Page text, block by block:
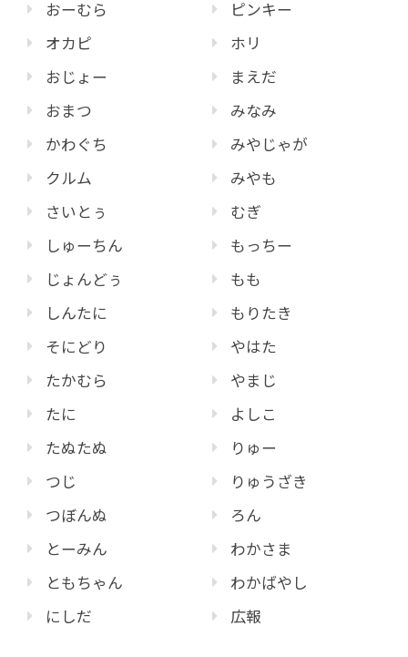
おーむら
オカピ
おじょー
おまつ
かわぐち
クルム
さいとぅ
しゅーちん
じょんどぅ
しんたに
そにどり
たかむら
たに
たぬたぬ
つじ
つぼんぬ
とーみん
ともちゃん
にしだ
ピンキー
ホリ
まえだ
みなみ
みやじゃが
みやも
むぎ
もっちー
もも
もりたき
やはた
やまじ
よしこ
りゅー
りゅうざき
ろん
わかさま
わかばやし
広報